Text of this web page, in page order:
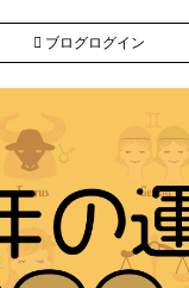
ブログログイン